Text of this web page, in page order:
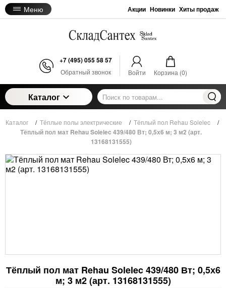
Меню Акции Новинки Хиты продаж
+7 (495) 055 58 57
Обратный звонок Войти Корзина (0)
Каталог
Каталог / Тёплые полы электрические / Тёплый пол Rehau Solelec /
Тёплый пол мат Rehau Solelec 439/480 Вт; 0,5х6 м; 3 м2 (арт.
13168131555)
Тёплый пол мат Rehau Solelec 439/480 Вт; 0,5х6
м; 3 м2 (арт. 13168131555)